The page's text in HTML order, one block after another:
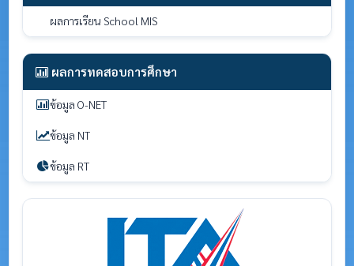
ผลการเรียน School MIS
ผลการทดสอบการศึกษา
ข้อมูล O-NET
ข้อมูล NT
ข้อมูล RT